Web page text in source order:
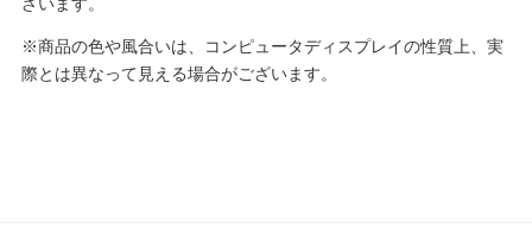
※商品の色や風合いは、コンピュータディスプレイの性質上、実
際とは異なって見える場合がございます。